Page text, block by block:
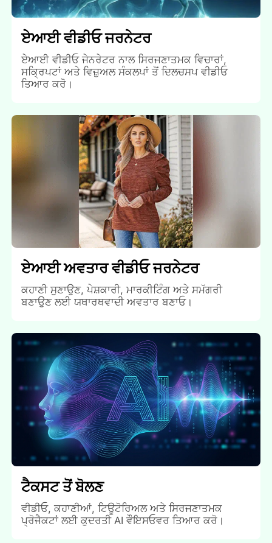
ਏਆਈ ਵੀਡੀਓ ਜਰਨੇਟਰ
ਏਆਈ ਵੀਡੀਓ ਜੇਨਰੇਟਰ ਨਾਲ ਸਿਰਜਣਾਤਮਕ ਵਿਚਾਰਾਂ,
ਸਕ੍ਰਿਪਟਾਂ ਅਤੇ ਵਿਜ਼ੁਅਲ ਸੰਕਲਪਾਂ ਤੋਂ ਦਿਲਚਸਪ ਵੀਡੀਓ
ਤਿਆਰ ਕਰੋ।
ਏਆਈ ਅਵਤਾਰ ਵੀਡੀਓ ਜਰਨੇਟਰ
ਕਹਾਣੀ ਸੁਣਾਉਣ, ਪੇਸ਼ਕਾਰੀ, ਮਾਰਕੀਟਿੰਗ ਅਤੇ ਸਮੱਗਰੀ
ਬਣਾਉਣ ਲਈ ਯਥਾਰਥਵਾਦੀ ਅਵਤਾਰ ਬਣਾਓ।
ਟੈਕਸਟ ਤੋਂ ਬੋਲਣ
ਵੀਡੀਓ, ਕਹਾਣੀਆਂ, ਟਿਊਟੋਰਿਅਲ ਅਤੇ ਸਿਰਜਣਾਤਮਕ
ਪ੍ਰੋਜੈਕਟਾਂ ਲਈ ਕੁਦਰਤੀ AI ਵੌਇਸਓਵਰ ਤਿਆਰ ਕਰੋ।